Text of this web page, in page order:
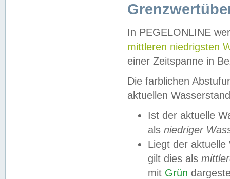
In PEGELONLINE
mittleren niedrigsten
einer Zeitspanne in
Die farblichen
aktuellen
Ist der aktuelle
als niedriger
Liegt der
gilt dies als
mit Grün